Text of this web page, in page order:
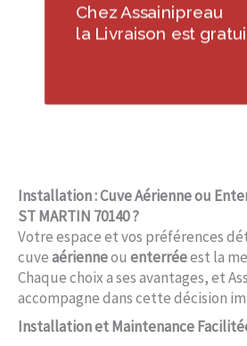
Installation : Cuve Aérienne ou
ST MARTIN 70140 ?
Votre espace et vos préférences
cuveaérienneou enterréeest la
Chaque choix a ses avantages, et
accompagne dans cette décision
Installation et Maintenance
Chez Assainipreau
la Livraison est